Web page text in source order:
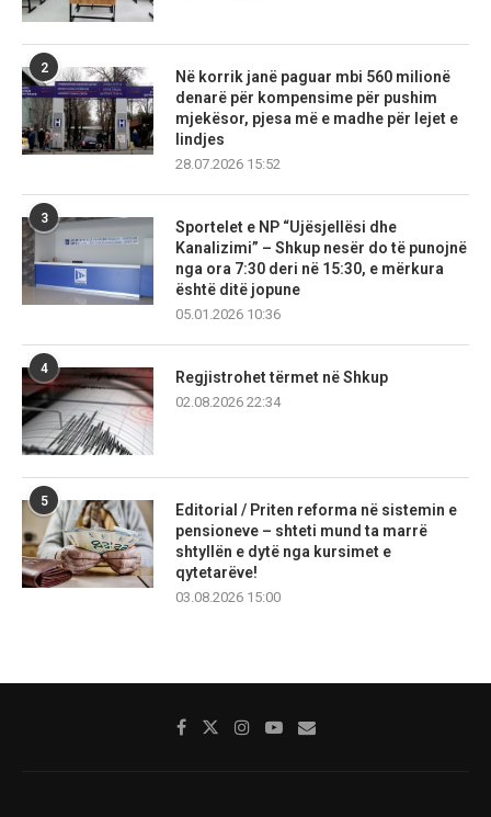
2
Në korrik janë paguar mbi 560 milionë
denarë për kompensime për pushim
mjekësor, pjesa më e madhe për lejet e
lindjes
28.07.2026 15:52
3
Sportelet e NP “Ujësjellësi dhe
Kanalizimi” – Shkup nesër do të punojnë
nga ora 7:30 deri në 15:30, e mërkura
është ditë jopune
05.01.2026 10:36
4
Regjistrohet tërmet në Shkup
02.08.2026 22:34
5
Editorial / Priten reforma në sistemin e
pensioneve – shteti mund ta marrë
shtyllën e dytë nga kursimet e
qytetarëve!
03.08.2026 15:00